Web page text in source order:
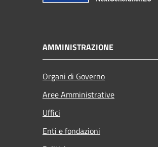
AMMINISTRAZIONE
Organi di Governo
Aree Amministrative
Uffici
Enti e fondazioni